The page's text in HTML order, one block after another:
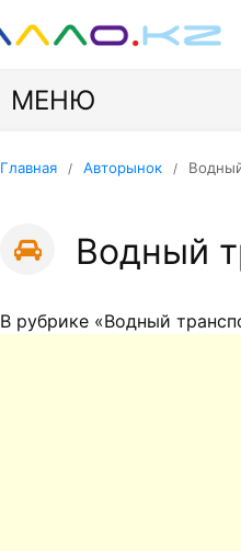
МЕНЮ
Главная Авторынок
Водный
В рубрике «Водный